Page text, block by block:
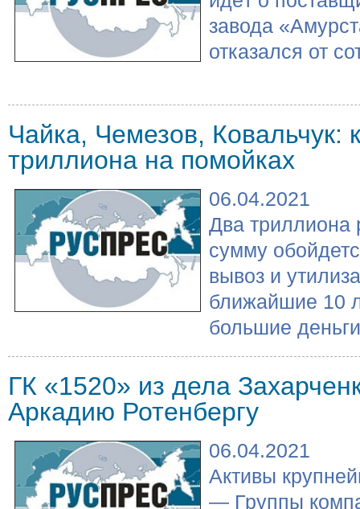
завода
отказался от
Чайка, Чемезов, Ковальчук:
триллиона на помойках
06.04.2021
Два триллиона
сумму
вывоз и
ближайшие 10
большие
ГК «1520» из дела
Аркадию Ротенбергу
06.04.2021
Активы
— Группы